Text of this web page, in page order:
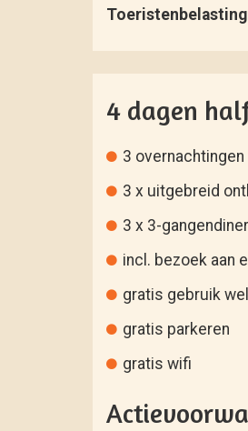
4 dagen
3 overnachtingen
3 x uitgebreid
3 x 3-gangendiner
incl. bezoek aan
gratis gebruik
gratis parkeren
gratis wifi